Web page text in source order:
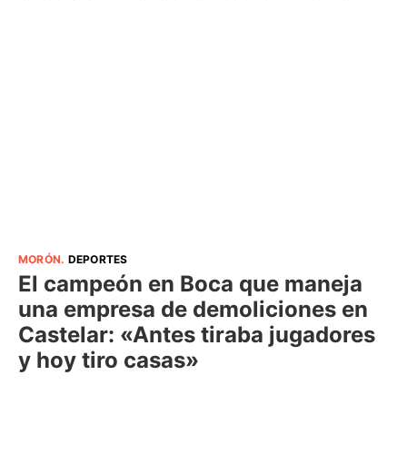
MORÓN. DEPORTES
El campeón en Boca que maneja
una empresa de demoliciones en
Castelar: «Antes tiraba jugadores
y hoy tiro casas»